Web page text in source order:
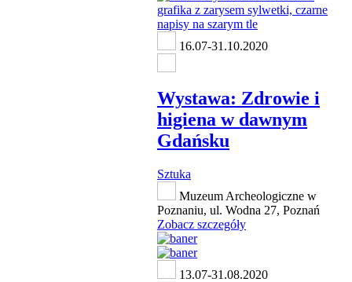
16.07-31.10.2020
Wystawa: Zdrowie i
higiena w dawnym
Gdańsku
Sztuka
Muzeum Archeologiczne w
Poznaniu, ul. Wodna 27, Poznań
Zobacz szczegóły
13.07-31.08.2020